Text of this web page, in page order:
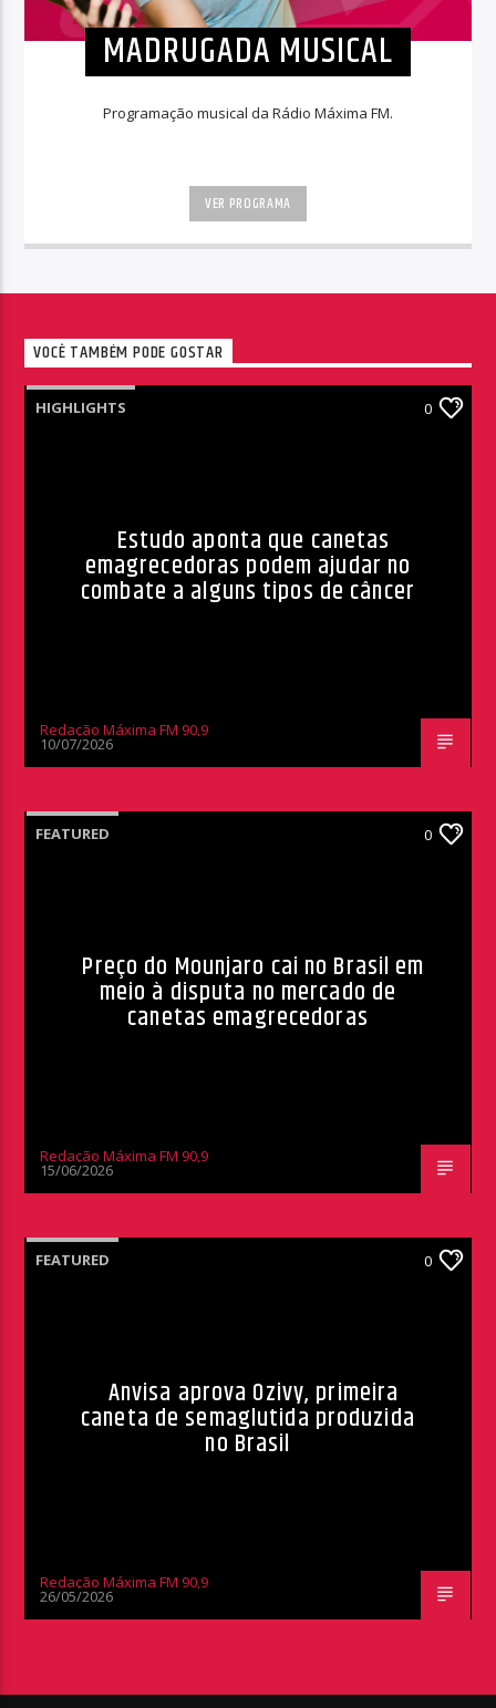
MADRUGADA MUSICAL
Programação musical da Rádio Máxima FM.
VER PROGRAMA
VOCÊ TAMBÉM PODE GOSTAR
HIGHLIGHTS 0
Estudo aponta que canetas
emagrecedoras podem ajudar no
combate a alguns tipos de câncer
Redação Máxima FM 90,9
10/07/2026
FEATURED 0
Preço do Mounjaro cai no Brasil em
meio à disputa no mercado de
canetas emagrecedoras
Redação Máxima FM 90,9
15/06/2026
FEATURED 0
Anvisa aprova Ozivy, primeira
caneta de semaglutida produzida
no Brasil
Redação Máxima FM 90,9
26/05/2026